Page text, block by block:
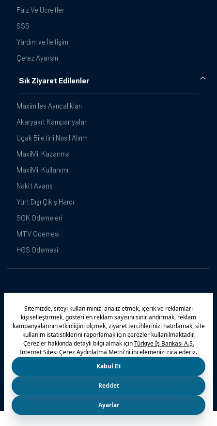
Faiz Ve Ücretler
SSS
Yardım ve İletişim
Çerez Ayarları
Sık Ziyaret Edilenler
Maximiles Ayrıcalıkları
Akaryakıt Kampanyaları
Uçak Biletini Nasıl Alırım
MaxiMil Kazanma
MaxiMil Kullanımı
Nakit Avans
Yurt Dışı Çıkış Harcı
SGK Ödemeleri
MTV Ödemesi
HGS Ödemesi
© 2026 Türkiye İş Bankası A.Ş.
Maximiles Kampanyalar Yasal Uyarı Güvenlik
Gizlilik Politikamız Bilgi Toplumu Hizmetleri
Çerez Politikası Kişisel Verilerin Korunması